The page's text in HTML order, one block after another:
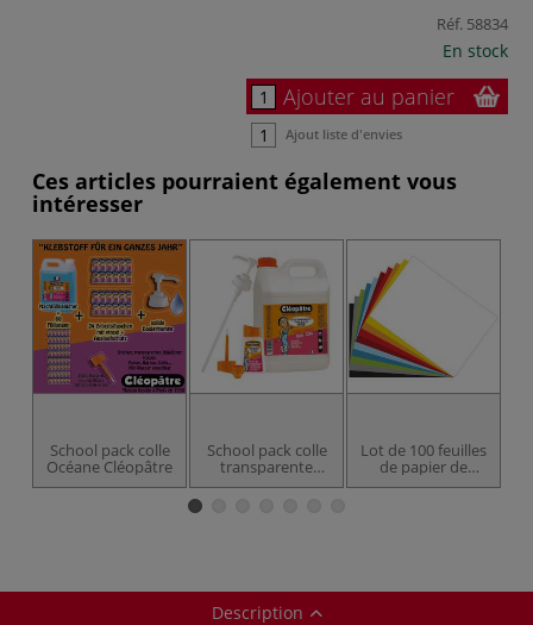
Réf. 58834
En stock
Ajouter au panier
Ajout liste d'envies
Ces articles pourraient également vous
intéresser
School pack colle
Océane Cléopâtre
School pack colle
transparente
Cléopâtre
Lot de 100 feuilles
de papier de
couleurs
Description